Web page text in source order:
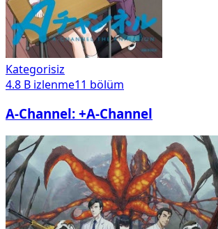
Kategorisiz
4.8 B izlenme11 bölüm
A-Channel: +A-Channel